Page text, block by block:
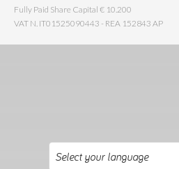
Fully Paid Share Capital € 10.200
VAT N. IT01525090443 - REA 152843 AP